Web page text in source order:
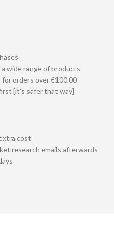
wide range of products
orders over €100.00
[it's safer that way]
cost
research emails afterwards